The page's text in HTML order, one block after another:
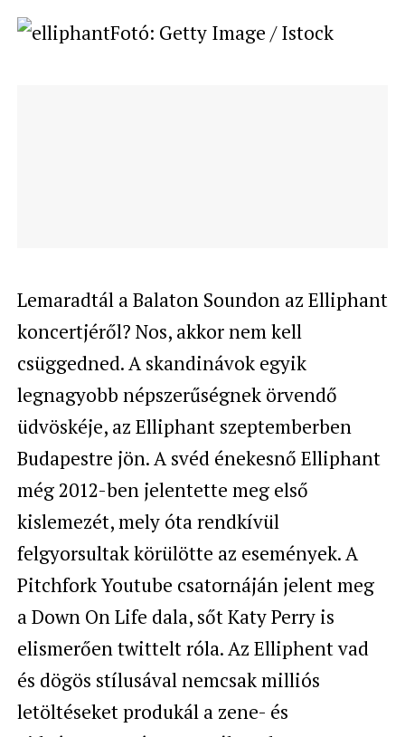
Fotó: Getty Image / Istock
Lemaradtál a Balaton Soundon az Elliphant
koncertjéről? Nos, akkor nem kell
csüggedned. A skandinávok egyik
legnagyobb népszerűségnek örvendő
üdvöskéje, az Elliphant szeptemberben
Budapestre jön. A svéd énekesnő Elliphant
még 2012-ben jelentette meg első
kislemezét, mely óta rendkívül
felgyorsultak körülötte az események. A
Pitchfork Youtube csatornáján jelent meg
a Down On Life dala, sőt Katy Perry is
elismerően twittelt róla. Az Elliphent vad
és dögös stílusával nemcsak milliós
letöltéseket produkál a zene- és